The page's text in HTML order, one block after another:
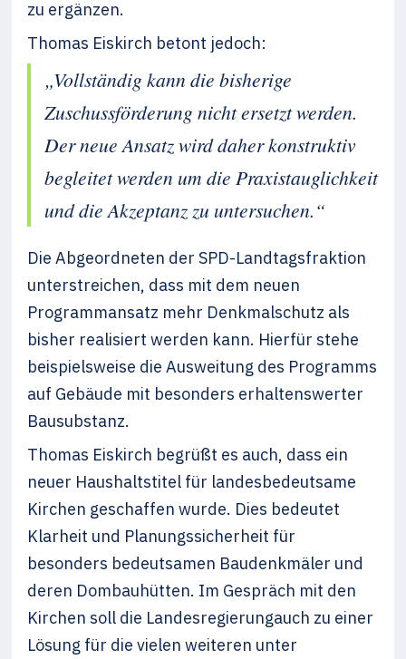
zu ergänzen.
Thomas Eiskirch betont jedoch:
„Vollständig kann die bisherige
Zuschussförderung nicht ersetzt werden.
Der neue Ansatz wird daher konstruktiv
begleitet werden um die Praxistauglichkeit
und die Akzeptanz zu untersuchen.“
Die Abgeordneten der SPD-Landtagsfraktion
unterstreichen, dass mit dem neuen
Programmansatz mehr Denkmalschutz als
bisher realisiert werden kann. Hierfür stehe
beispielsweise die Ausweitung des Programms
auf Gebäude mit besonders erhaltenswerter
Bausubstanz.
Thomas Eiskirch begrüßt es auch, dass ein
neuer Haushaltstitel für landesbedeutsame
Kirchen geschaffen wurde. Dies bedeutet
Klarheit und Planungssicherheit für
besonders bedeutsamen Baudenkmäler und
deren Dombauhütten. Im Gespräch mit den
Kirchen soll die Landesregierungauch zu einer
Lösung für die vielen weiteren unter